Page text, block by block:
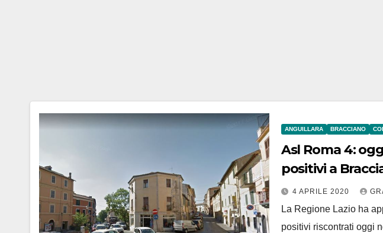
ANGUILLARA BRACCIANO
Asl Roma 4:
positivi a
deceduto un
4 APRILE 2020
La Regione Lazio ha
positivi riscontrati oggi